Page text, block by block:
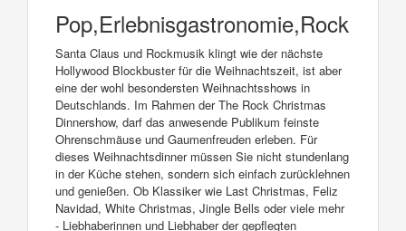
Pop,Erlebnisgastronomie,Rock
Santa Claus und Rockmusik klingt wie der nächste
Hollywood Blockbuster für die Weihnachtszeit, ist aber
eine der wohl besondersten Weihnachtsshows in
Deutschlands. Im Rahmen der The Rock Christmas
Dinnershow, darf das anwesende Publikum feinste
Ohrenschmäuse und Gaumenfreuden erleben. Für
dieses Weihnachtsdinner müssen Sie nicht stundenlang
in der Küche stehen, sondern sich einfach zurücklehnen
und genießen. Ob Klassiker wie Last Christmas, Feliz
Navidad, White Christmas, Jingle Bells oder viele mehr
- Liebhaberinnen und Liebhaber der gepflegten